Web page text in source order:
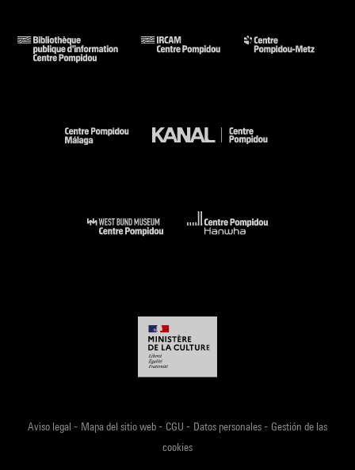
Aviso legal - Mapa del sitio web- CGU - Datos personales- Gestión de las
cookies